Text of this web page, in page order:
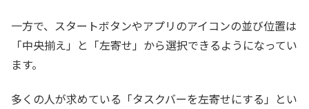
一方で、スタートボタンやアプリのアイコンの並び位置は
「中央揃え」と「左寄せ」から選択できるようになってい
ます。
多くの人が求めている「タスクバーを左寄せにする」とい